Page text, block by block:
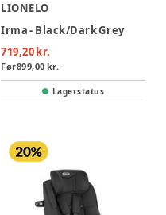
LIONELO
Irma - Black/Dark Grey
719,20 kr.
Før899,00 kr.
Lagerstatus